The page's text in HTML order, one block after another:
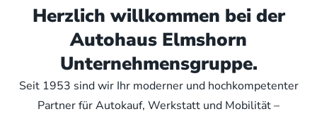
Herzlich willkommen bei der
Autohaus Elmshorn
Unternehmensgruppe.
Seit 1953 sind wir Ihr moderner und hochkompetenter
Partner für Autokauf, Werkstatt und Mobilität –